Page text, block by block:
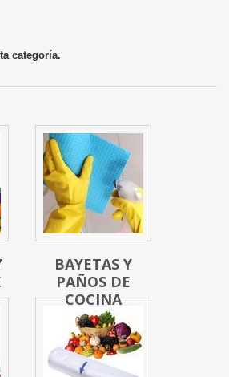
categoría.
BAYETAS Y
PAÑOS DE
COCINA